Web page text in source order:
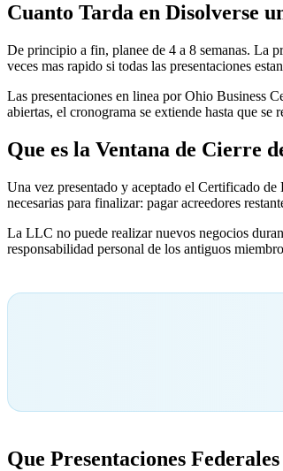
Cuanto Tarda en Disolverse
De principio a fin, planee de 4 a 8 semanas. La
veces mas rapido si todas las presentaciones
Las presentaciones en linea por Ohio Business
abiertas, el cronograma se extiende hasta que se
Que es la Ventana de Cierre
Una vez presentado y aceptado el Certificado
necesarias para finalizar: pagar acreedores
La LLC no puede realizar nuevos negocios
responsabilidad personal de los antiguos
Que Presentaciones